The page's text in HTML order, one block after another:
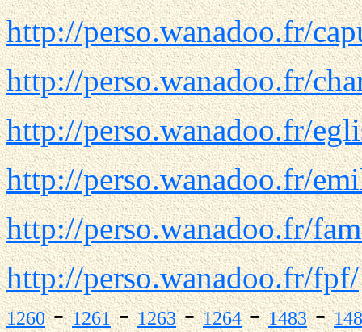
http://perso.wanadoo.fr/
http://perso.wanadoo.fr/
http://perso.wanadoo.fr/
http://perso.wanadoo.fr/
http://perso.wanadoo.fr/
http://perso.wanadoo.fr/fpf/
1260-1261-1263-1264-1483-